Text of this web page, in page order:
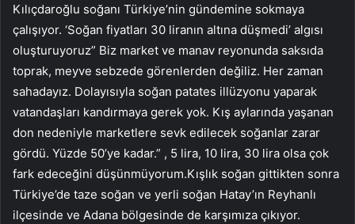
Kılıçdaroğlu soğanı Türkiye’nin gündemine sokmaya
çalışıyor. ‘Soğan fiyatları 30 liranın altına düşmedi’ algısı
oluşturuyoruz” Biz market ve manav reyonunda saksıda
toprak, meyve sebzede görenlerden değiliz. Her zaman
sahadayız. Dolayısıyla soğan patates illüzyonu yaparak
vatandaşları kandırmaya gerek yok. Kış aylarında yaşanan
don nedeniyle marketlere sevk edilecek soğanlar zarar
gördü. Yüzde 50’ye kadar.” , 5 lira, 10 lira, 30 lira olsa çok
fark edeceğini düşünmüyorum.Kışlık soğan gittikten sonra
Türkiye’de taze soğan ve yerli soğan Hatay’ın Reyhanlı
ilçesinde ve Adana bölgesinde de karşımıza çıkıyor.